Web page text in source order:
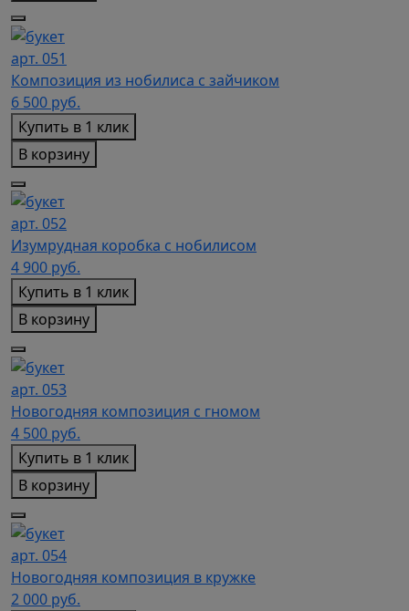
арт. 051
Композиция из нобилиса с зайчиком
6 500 руб.
Купить в 1 клик
В корзину
арт. 052
Изумрудная коробка с нобилисом
4 900 руб.
Купить в 1 клик
В корзину
арт. 053
Новогодняя композиция с гномом
4 500 руб.
Купить в 1 клик
В корзину
арт. 054
Новогодняя композиция в кружке
2 000 руб.